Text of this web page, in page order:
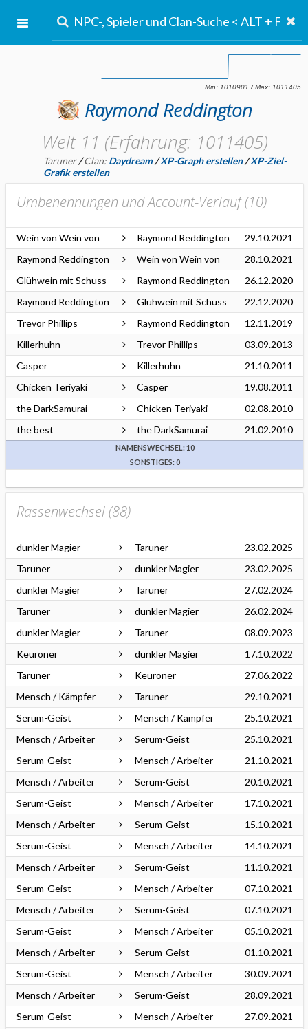
Raymond Reddington
Welt 11 (Erfahrung: 1011405)
Taruner/Clan: Daydream /XP-Graph erstellen/XP-Ziel-
Grafik erstellen
Umbenennungen und Account-Verlauf (10)
Wein von Wein von Raymond Reddington
29.10.2021
Raymond Reddington
Wein von Wein von
28.10.2021
Glühwein mit Schuss
Raymond Reddington
26.12.2020
Raymond Reddington
Glühwein mit Schuss
22.12.2020
Trevor Phillips
Raymond Reddington
12.11.2019
Killerhuhn
Trevor Phillips
03.09.2013
Casper
Killerhuhn
21.10.2011
Chicken Teriyaki
Casper
19.08.2011
the DarkSamurai
Chicken Teriyaki
02.08.2010
the best
the DarkSamurai 21.02.2010
NAMENSWECHSEL: 10
SONSTIGES: 0
Rassenwechsel (88)
dunkler Magier Taruner
23.02.2025
Taruner
dunkler Magier
23.02.2025
dunkler Magier
Taruner
27.02.2024
Taruner
dunkler Magier
26.02.2024
dunkler Magier
Taruner
08.09.2023
Keuroner
dunkler Magier
17.10.2022
Taruner
Keuroner
27.06.2022
Mensch / Kämpfer
Taruner
29.10.2021
Serum-Geist
Mensch / Kämpfer
25.10.2021
Mensch / Arbeiter
Serum-Geist
25.10.2021
Serum-Geist
Mensch / Arbeiter
21.10.2021
Mensch / Arbeiter
Serum-Geist
20.10.2021
Serum-Geist
Mensch / Arbeiter
17.10.2021
Mensch / Arbeiter
Serum-Geist
15.10.2021
Serum-Geist
Mensch / Arbeiter
14.10.2021
Mensch / Arbeiter
Serum-Geist
11.10.2021
Serum-Geist
Mensch / Arbeiter
07.10.2021
Mensch / Arbeiter
Serum-Geist
07.10.2021
Serum-Geist
Mensch / Arbeiter
05.10.2021
Mensch / Arbeiter
Serum-Geist
01.10.2021
Serum-Geist
Mensch / Arbeiter
30.09.2021
Mensch / Arbeiter
Serum-Geist
28.09.2021
Serum-Geist
Mensch / Arbeiter
27.09.2021